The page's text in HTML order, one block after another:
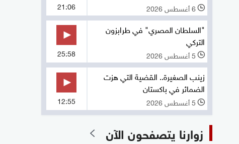
l 6 أغسطس 2026 21:06
"السلطان المصري" في طرابزون
التركي
l 5 أغسطس 2026 25:58
زينب الصغيرة.. القضية التي هزت
الضمائر في باكستان
l 5 أغسطس 2026 12:55
زوارنا يتصفحون الآن